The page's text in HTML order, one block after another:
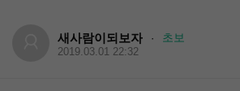
새사람이되보자 · 초보
2019.03.01 22:32